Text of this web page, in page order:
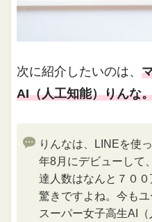
次に紹介したいのは、
AI（人工知能）りんな
りんなは、LINEを使
年8月にデビューして
達人数はなんと７０
驚きですよね。今も
スーパー女子高生AI（